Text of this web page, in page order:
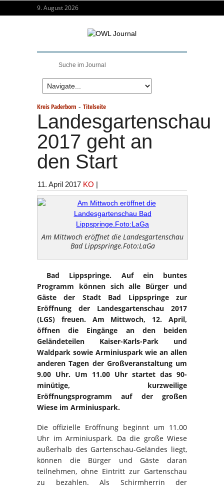
9. August 2026
Kreis Paderborn - Titelseite
Landesgartenschau
2017 geht an
den Start
11. April 2017 KO |
Am Mittwoch eröffnet die Landesgartenschau
Bad Lippspringe.Foto:LaGa
Bad Lippspringe. Auf ein buntes
Programm können sich alle Bürger und
Gäste der Stadt Bad Lippspringe zur
Eröffnung der Landesgartenschau 2017
(LGS) freuen. Am Mittwoch, 12. April,
öffnen die Eingänge an den beiden
Geländeteilen Kaiser-Karls-Park und
Waldpark sowie Arminiuspark wie an allen
anderen Tagen der Großveranstaltung um
9.00 Uhr. Um 11.00 Uhr startet das 90-
minütige, kurzweilige
Eröffnungsprogramm auf der großen
Wiese im Arminiuspark.
Die offizielle Eröffnung beginnt um 11.00
Uhr im Arminiuspark. Da die große Wiese
außerhalb des Gartenschau-Geländes liegt,
können die Bürger und Gäste daran
teilnehmen, ohne Eintritt zur Gartenschau
zu bezahlen. Als Schirmherrin der